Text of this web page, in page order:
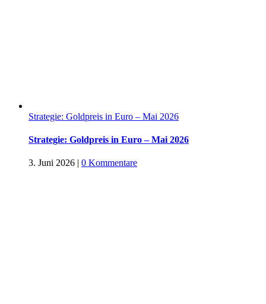
Strategie: Goldpreis in Euro – Mai 2026
Strategie: Goldpreis in Euro – Mai 2026
3. Juni 2026 | 0 Kommentare